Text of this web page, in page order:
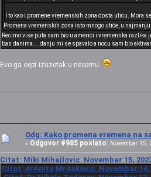
I to kao i promene vremenskih zona dosta uticu. Mora
Promena vremenskih zona isto mnogo utiče, u
Recimo vise puta sam bio u americi i vremenska razlika
bas danima....danju mi se spavalo a nocu sam bio
Evo ga oept izuzetak u necemu.
Odg: Kako promena vremena na
« Odgovor #985 poslato: Novembar 15,
Citat: Miki Mihajlovic Novembar 15,
Citat: drAnita Mrdakovic Novembar 14,